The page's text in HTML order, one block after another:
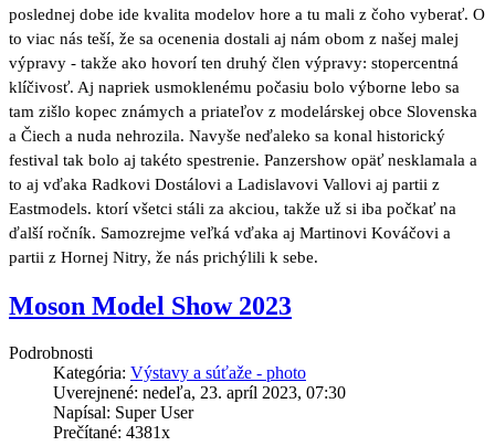
poslednej dobe ide kvalita modelov hore a tu mali z čoho vyberať. O
to viac nás teší, že sa ocenenia dostali aj nám obom z našej malej
výpravy - takže ako hovorí ten druhý člen výpravy: stopercentná
klíčivosť. Aj napriek usmoklenému počasiu bolo výborne lebo sa
tam zišlo kopec známych a priateľov z modelárskej obce Slovenska
a Čiech a nuda nehrozila. Navyše neďaleko sa konal historický
festival tak bolo aj takéto spestrenie. Panzershow opäť nesklamala a
to aj vďaka Radkovi Dostálovi a Ladislavovi Vallovi aj partii z
Eastmodels. ktorí všetci stáli za akciou, takže už si iba počkať na
ďalší ročník. Samozrejme veľká vďaka aj Martinovi Kováčovi a
partii z Hornej Nitry, že nás prichýlili k sebe.
Moson Model Show 2023
Podrobnosti
Kategória: Výstavy a súťaže - photo
Uverejnené: nedeľa, 23. apríl 2023, 07:30
Napísal: Super User
Prečítané: 4381x